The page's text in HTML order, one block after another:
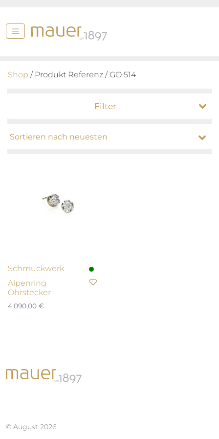
Shop / Produkt Referenz / GO 514
Filter
Schmuckwerk
Alpenring
Ohrstecker
4.090,00 €
© August 2026